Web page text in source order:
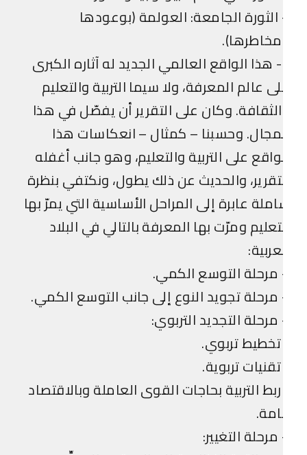
الجامعة: العولمة (بوعودها
2- هذا الواقع العالمي الجديد له آثاره الكبرى
عالم المعرفة، ولا سيما التربية والتعليم
وكان على التقرير أن يفصّل في هذا
وحسبنا – كمثال – انعكاسات هذا
على التربية والتعليم، وهو جانب أغفله
والحديث عن ذلك يطول، ونكتفي بنظرة
عابرة إلى المراحل الأساسية التي يمرّ بها
ومرّت بها المعرفة بالتالي في البلاد
التوسع الكمي.
تجويد النوع إلى جانب التوسع الكمي.
التجديد التربوي:
تربوي.
تربوية.
التربية بحاجات القوى العاملة وبالاقتصاد
التغيير: